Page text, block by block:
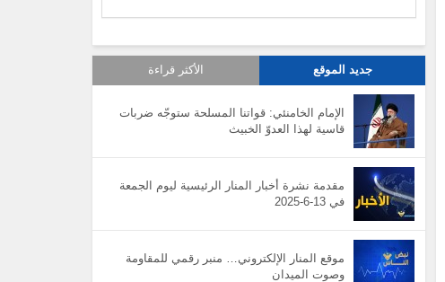
جديد الموقع الأكثر قراءة
الإمام الخامنئي: قواتنا المسلحة ستوجّه ضربات
قاسية لهذا العدوّ الخبيث
مقدمة نشرة أخبار المنار الرئيسية ليوم الجمعة
في 13-6-2025
موقع المنار الإلكتروني… منبر رقمي للمقاومة
وصوت الميدان